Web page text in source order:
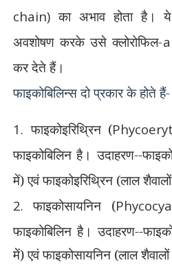
chain)का अभाव होता है।
अवशोषण करके उसे क्लोरोफिल-
कर देते हैं।
फाइकोबिलिन्स दो प्रकार के होते हैं-
1.फाइकोइरिथ्रिन (
फाइकोबिलिन है। उदाहरण--
में) एवं फाइकोइरिथ्रिन (लाल
2.फाइकोसायनिन (
फाइकोबिलिन है। उदाहरण--
में) एवं फाइकोसायनिन (लाल